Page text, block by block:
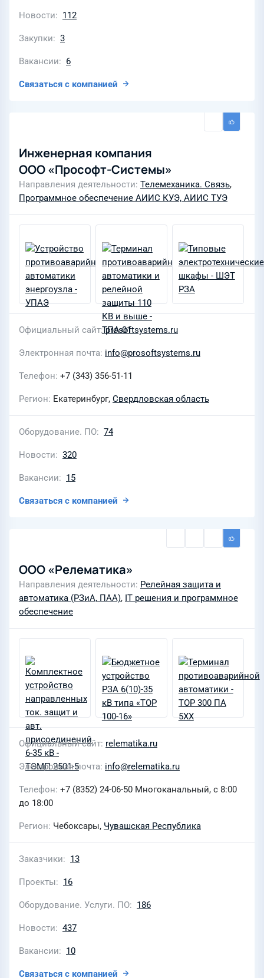
Новости 112
Закупки 3
Вакансии 6
Связаться с компанией
Инженерная компания
ООО «Прософт-Системы»
Направления деятельности Телемеханика. Связь,
Программное обеспечение АИИС КУЭ, АИИС ТУЭ
Официальный сайт prosoftsystems.ru
Электронная почта info@prosoftsystems.ru
Телефон +7 (343) 356-51-11
Регион Екатеринбург, Свердловская область
Оборудование. ПО 74
Новости 320
Вакансии 15
Связаться с компанией
ООО «Релематика»
Направления деятельности Релейная защита и
автоматика (РЗиА, ПАА), IT решения и программное
обеспечение
Официальный сайт relematika.ru
Электронная почта info@relematika.ru
Телефон +7 (8352) 24-06-50 Многоканальный, с 8:00
до 18:00
Регион Чебоксары, Чувашская Республика
Заказчики 13
Проекты 16
Оборудование. Услуги. ПО 186
Новости 437
Вакансии 10
Связаться с компанией